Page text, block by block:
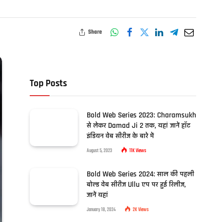
Share
Top Posts
Bold Web Series 2023: Charamsukh
से लेकर Damad Ji 2 तक, यहां जानें हॉट
इंडियन वेब सीरीज के बारे में
August 5, 2023 11KViews
Bold Web Series 2024: साल की पहली
बोल्ड वेब सीरीज Ullu एप पर हुई रिलीज,
जानें यहां
January 18, 2024 2KViews